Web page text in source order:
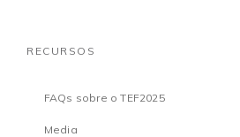
RECURSOS
FAQs sobre o TEF2025
Media